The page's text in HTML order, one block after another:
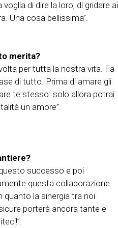
di dire la loro, di gridare ai
Una cosa bellissima”.
merita?
per tutta la nostra vita. Fa
di tutto. Prima di amare gli
te stesso: solo allora potrai
un amore”.
successo e poi
questa collaborazione
quanto la sinergia tra noi
porterà ancora tante e